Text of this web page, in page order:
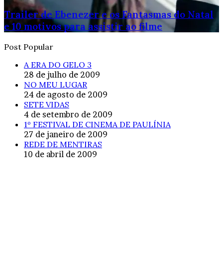
Trailer de Ebenezer e os Fantasmas do Natal
e 10 motivos para assistir ao filme
Post Popular
A ERA DO GELO 3
28 de julho de 2009
NO MEU LUGAR
24 de agosto de 2009
SETE VIDAS
4 de setembro de 2009
1º FESTIVAL DE CINEMA DE PAULÍNIA
27 de janeiro de 2009
REDE DE MENTIRAS
10 de abril de 2009